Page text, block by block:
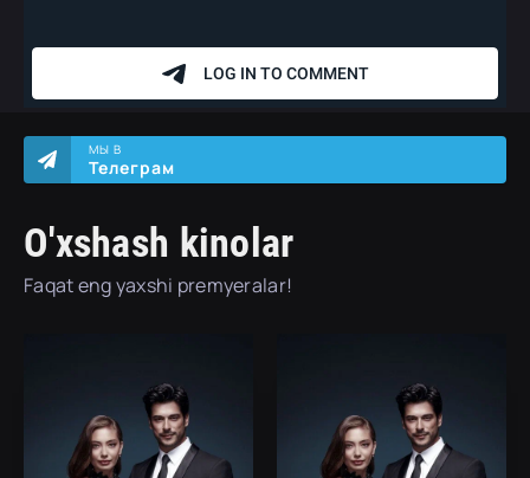
O'xshash kinolar
Faqat eng yaxshi premyeralar!
МЫ В
Телеграм